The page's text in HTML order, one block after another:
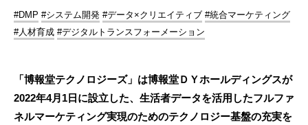
#DMP #システム開発 #データ×クリエイティブ #統合マーケティング
#人材育成 #デジタルトランスフォーメーション
「博報堂テクノロジーズ」は博報堂ＤＹホールディングスが
2022年4月1日に設立した、生活者データを活用したフルファ
ネルマーケティング実現のためのテクノロジー基盤の充実を